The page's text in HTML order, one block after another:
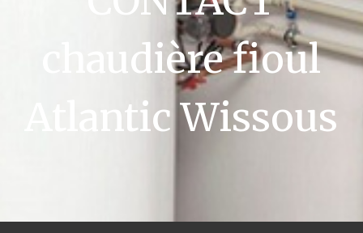
chaudière fioul
Atlantic Wissous